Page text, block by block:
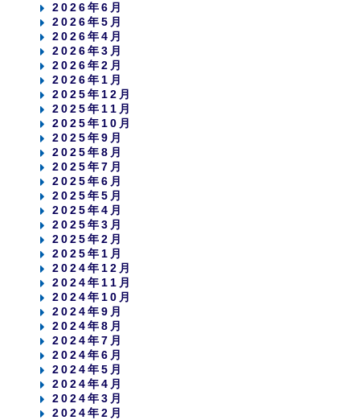
2026年6月
2026年5月
2026年4月
2026年3月
2026年2月
2026年1月
2025年12月
2025年11月
2025年10月
2025年9月
2025年8月
2025年7月
2025年6月
2025年5月
2025年4月
2025年3月
2025年2月
2025年1月
2024年12月
2024年11月
2024年10月
2024年9月
2024年8月
2024年7月
2024年6月
2024年5月
2024年4月
2024年3月
2024年2月